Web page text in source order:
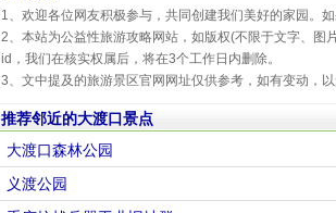
1、欢迎各位网友积极参与，共同创建我们美好的家园。
2、本站为公益性旅游攻略网站，如版权(不限于文字、图
id，我们在核实权属后，将在3个工作日内删除。
3、文中提及的旅游景区官网网址仅供参考，如有变动，
推荐邻近的大渡口景点
大渡口森林公园
义渡公园